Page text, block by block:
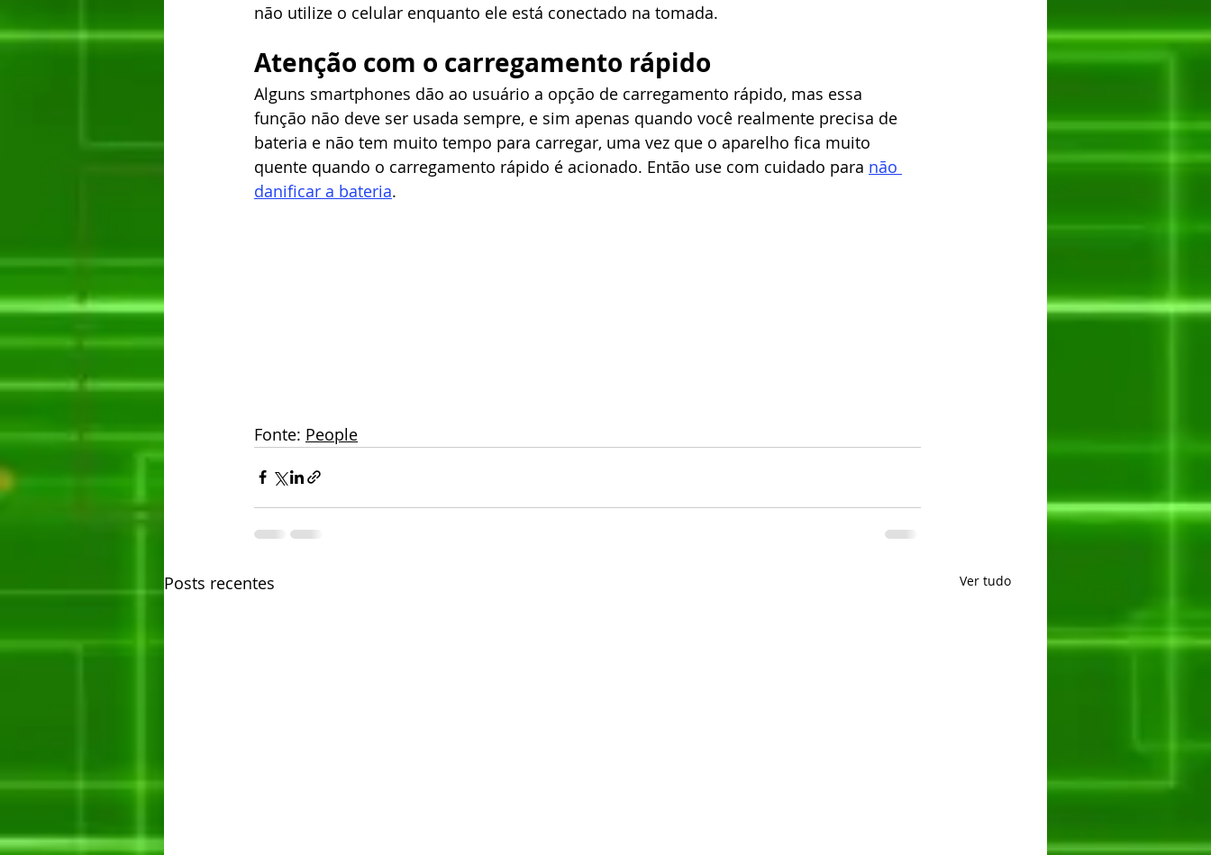
não utilize o celular enquanto ele está conectado na tomada.
Atenção com o carregamento rápido
Alguns smartphones dão ao usuário a opção de carregamento rápido, mas essa
função não deve ser usada sempre, e sim apenas quando você realmente precisa de
bateria e não tem muito tempo para carregar, uma vez que o aparelho fica muito
quente quando o carregamento rápido é acionado. Então use com cuidado para não
danificar a bateria.
Fonte: People
Posts recentes Ver tudo